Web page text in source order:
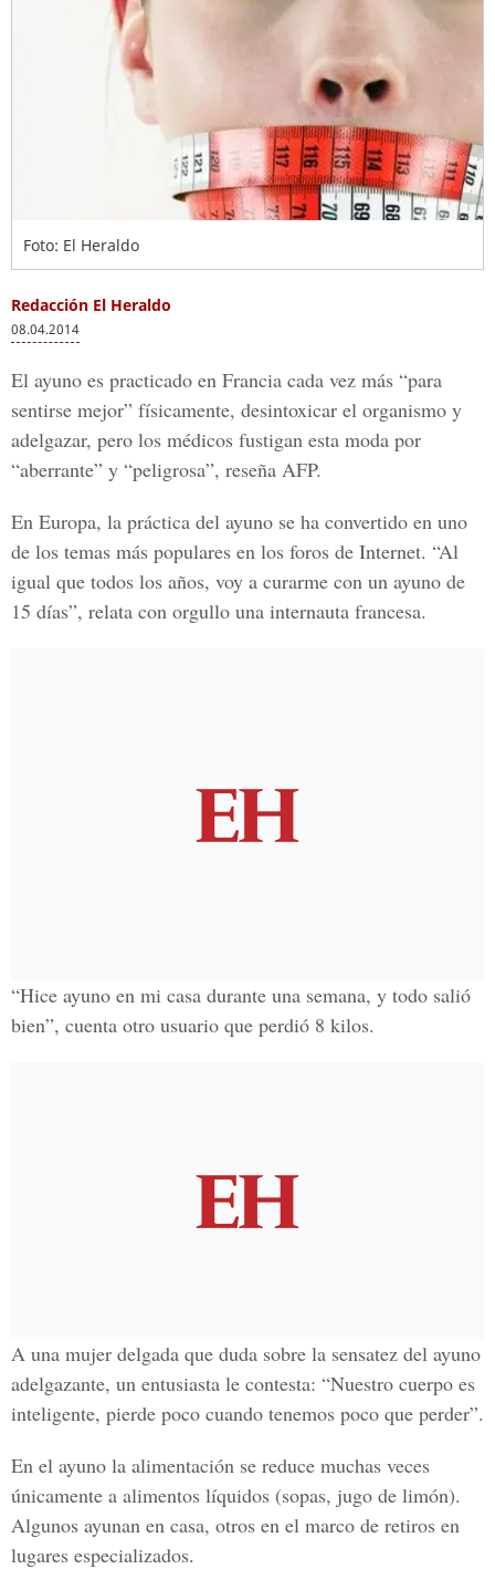
Foto: El Heraldo
Redacción El Heraldo
08.04.2014
El ayuno es practicado en Francia cada vez más “para
sentirse mejor” físicamente, desintoxicar el organismo y
adelgazar, pero los médicos fustigan esta moda por
“aberrante” y “peligrosa”, reseña AFP.
En Europa, la práctica del ayuno se ha convertido en uno
de los temas más populares en los foros de Internet. “Al
igual que todos los años, voy a curarme con un ayuno de
15 días”, relata con orgullo una internauta francesa.
“Hice ayuno en mi casa durante una semana, y todo salió
bien”, cuenta otro usuario que perdió 8 kilos.
A una mujer delgada que duda sobre la sensatez del ayuno
adelgazante, un entusiasta le contesta: “Nuestro cuerpo es
inteligente, pierde poco cuando tenemos poco que perder”.
En el ayuno la alimentación se reduce muchas veces
únicamente a alimentos líquidos (sopas, jugo de limón).
Algunos ayunan en casa, otros en el marco de retiros en
lugares especializados.